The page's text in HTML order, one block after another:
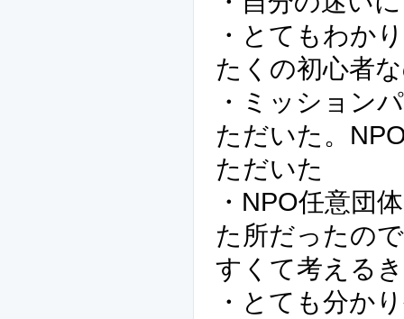
・とてもわか
たくの初心者
・ミッション
ただいた。
ただいた
・NPO任意団
た所だったの
すくて考える
・とても分か